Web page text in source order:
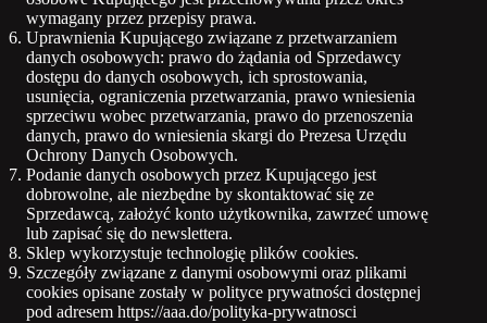
wymagany przez przepisy prawa.
Uprawnienia Kupującego związane z przetwarzaniem
danych osobowych: prawo do żądania od Sprzedawcy
dostępu do danych osobowych, ich sprostowania,
usunięcia, ograniczenia przetwarzania, prawo wniesienia
sprzeciwu wobec przetwarzania, prawo do przenoszenia
danych, prawo do wniesienia skargi do Prezesa Urzędu
Ochrony Danych Osobowych.
Podanie danych osobowych przez Kupującego jest
dobrowolne, ale niezbędne by skontaktować się ze
Sprzedawcą, założyć konto użytkownika, zawrzeć umowę
lub zapisać się do newslettera.
Sklep wykorzystuje technologię plików cookies.
Szczegóły związane z danymi osobowymi oraz plikami
cookies opisane zostały w polityce prywatności dostępnej
pod adresem https://aaa.do/polityka-prywatnosci